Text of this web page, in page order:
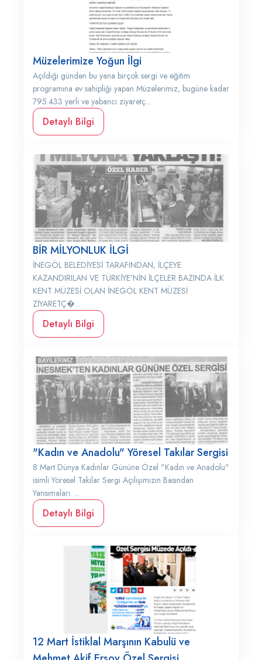
Müzelerimize Yoğun İlgi
Açıldığı günden bu yana birçok sergi ve eğitim
programına ev sahipliği yapan Müzelerimiz, bugüne kadar
795.433 yerli ve yabancı ziyaretç...
Detaylı Bilgi
BİR MİLYONLUK İLGİ
İNEGÖL BELEDİYESİ TARAFINDAN, İLÇEYE
KAZANDIRILAN VE TÜRKİYE'NİN İLÇELER BAZINDA İLK
KENT MÜZESİ OLAN İNEGÖL KENT MÜZESİ
ZİYARETÇ�...
Detaylı Bilgi
"Kadın ve Anadolu" Yöresel Takılar Sergisi
8 Mart Dünya Kadınlar Gününe Özel "Kadın ve Anadolu"
isimli Yöresel Takılar Sergi Açılışımızın Basından
Yansımaları. ...
Detaylı Bilgi
12 Mart İstiklal Marşının Kabulü ve